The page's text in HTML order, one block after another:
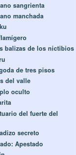
sangrienta
manchada
balizas de los nictibios
de tres pisos
del valle
oculto
del fuerte del
secreto
Apestado